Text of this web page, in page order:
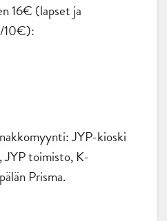
16€ (lapset ja
10€):
JYP-kioski
JYP toimisto, K-
Prisma.